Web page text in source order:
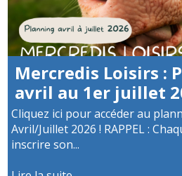
Mercredis Loisirs :
avril au 1er juillet
Cliquez ici pour accéder au
Avril/Juillet 2026 ! RAPPEL :
inscrire son...